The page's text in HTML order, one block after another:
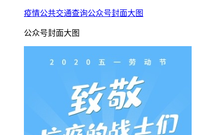
疫情公共交通查询公众号封面大图
公众号封面大图